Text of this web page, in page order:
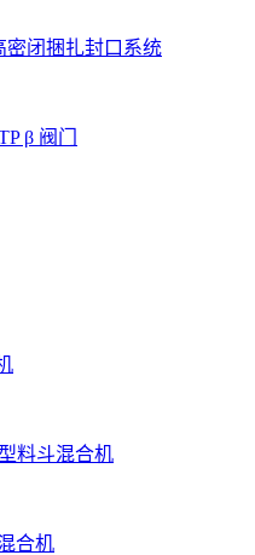
密闭捆扎封口系统
β 阀门
料斗混合机
合机